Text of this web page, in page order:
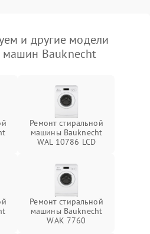
и другие модели
машин Bauknecht
Ремонт стиральной
машины Bauknecht
WAL 10786 LCD
Ремонт стиральной
машины Bauknecht
WAK 7760